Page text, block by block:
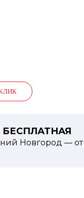
БЕСПЛАТНАЯ
Новгород — от